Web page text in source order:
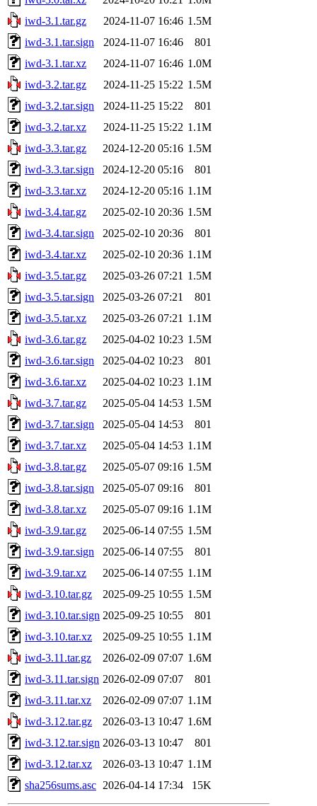
iwd-3.1.tar.gz
2024-11-07 16:46 1.5M
iwd-3.1.tar.sign
2024-11-07 16:46
801
iwd-3.1.tar.xz
2024-11-07 16:46 1.0M
iwd-3.2.tar.gz
2024-11-25 15:22 1.5M
iwd-3.2.tar.sign
2024-11-25 15:22
801
iwd-3.2.tar.xz
2024-11-25 15:22 1.1M
iwd-3.3.tar.gz
2024-12-20 05:16 1.5M
iwd-3.3.tar.sign
2024-12-20 05:16
801
iwd-3.3.tar.xz
2024-12-20 05:16 1.1M
iwd-3.4.tar.gz
2025-02-10 20:36 1.5M
iwd-3.4.tar.sign
2025-02-10 20:36
801
iwd-3.4.tar.xz
2025-02-10 20:36 1.1M
iwd-3.5.tar.gz
2025-03-26 07:21 1.5M
iwd-3.5.tar.sign
2025-03-26 07:21
801
iwd-3.5.tar.xz
2025-03-26 07:21 1.1M
iwd-3.6.tar.gz
2025-04-02 10:23 1.5M
iwd-3.6.tar.sign
2025-04-02 10:23
801
iwd-3.6.tar.xz
2025-04-02 10:23 1.1M
iwd-3.7.tar.gz
2025-05-04 14:53 1.5M
iwd-3.7.tar.sign
2025-05-04 14:53
801
iwd-3.7.tar.xz
2025-05-04 14:53 1.1M
iwd-3.8.tar.gz
2025-05-07 09:16 1.5M
iwd-3.8.tar.sign
2025-05-07 09:16
801
iwd-3.8.tar.xz
2025-05-07 09:16 1.1M
iwd-3.9.tar.gz
2025-06-14 07:55 1.5M
iwd-3.9.tar.sign
2025-06-14 07:55
801
iwd-3.9.tar.xz
2025-06-14 07:55 1.1M
iwd-3.10.tar.gz
2025-09-25 10:55 1.5M
iwd-3.10.tar.sign 2025-09-25 10:55
801
iwd-3.10.tar.xz
2025-09-25 10:55 1.1M
iwd-3.11.tar.gz
2026-02-09 07:07 1.6M
iwd-3.11.tar.sign 2026-02-09 07:07
801
iwd-3.11.tar.xz
2026-02-09 07:07 1.1M
iwd-3.12.tar.gz
2026-03-13 10:47 1.6M
iwd-3.12.tar.sign 2026-03-13 10:47
801
iwd-3.12.tar.xz
2026-03-13 10:47 1.1M
sha256sums.asc 2026-04-14 17:34 15K